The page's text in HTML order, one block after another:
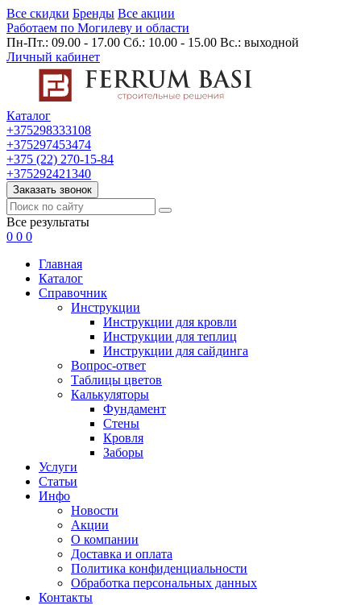
Все скидки Бренды Все акции
Работаем по Могилеву и области
Пн-Пт.: 09.00 - 17.00 Сб.: 10.00 - 15.00 Вс.: выходной
Личный кабинет
Каталог
+375298333108
+375297453474
+375 (22) 270-15-84
+375292421340
Заказать звонок
Все результаты
0 0 0
Главная
Каталог
Cправочник
Инструкции
Инструкции для кровли
Инструкции для теплиц
Инструкции для сайдинга
Вопрос-ответ
Таблицы цветов
Калькуляторы
Фундамент
Стены
Кровля
Заборы
Услуги
Статьи
Инфо
Новости
Акции
О компании
Доставка и оплата
Политика конфиденциальности
Обработка персональных данных
Контакты